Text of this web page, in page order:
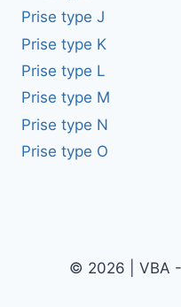
Prise type J
Prise type K
Prise type L
Prise type M
Prise type N
Prise type O
© 2026 | VBA